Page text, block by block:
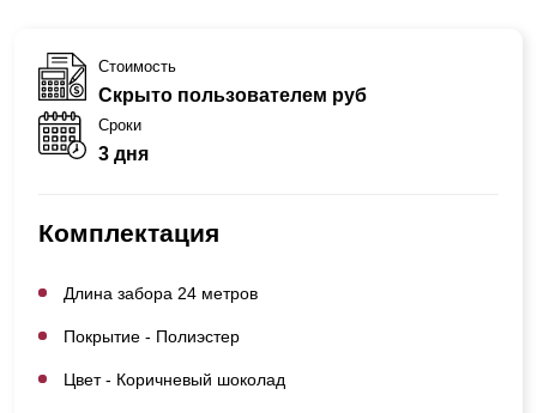
Стоимость
Скрыто пользователем руб
Сроки
3 дня
Комплектация
Длина забора 24 метров
Покрытие - Полиэстер
Цвет - Коричневый шоколад